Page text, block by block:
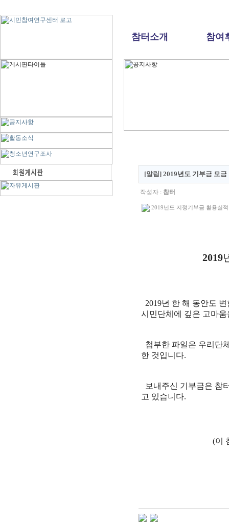
참터소개 참여
[알림] 2019년도 기부금 모
작성자 : 참터
2019년도 지정기부금 활용실
2019
2019년 한 해 동안도
시민단체에 깊은 고마
첨부한 파일은 우리단
한 것입니다.
보내주신 기부금은 참
고 있습니다.
(이